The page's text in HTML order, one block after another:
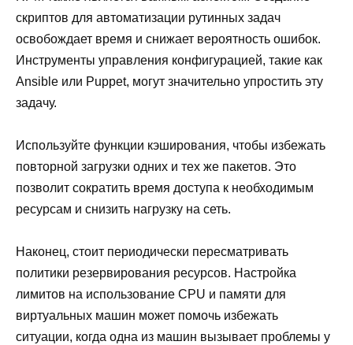
скриптов для автоматизации рутинных задач
освобождает время и снижает вероятность ошибок.
Инструменты управления конфигурацией, такие как
Ansible или Puppet, могут значительно упростить эту
задачу.
Используйте функции кэширования, чтобы избежать
повторной загрузки одних и тех же пакетов. Это
позволит сократить время доступа к необходимым
ресурсам и снизить нагрузку на сеть.
Наконец, стоит периодически пересматривать
политики резервирования ресурсов. Настройка
лимитов на использование CPU и памяти для
виртуальных машин может помочь избежать
ситуации, когда одна из машин вызывает проблемы у